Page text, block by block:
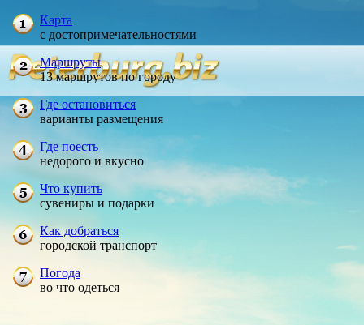
Карта
с достопримечательностями
Маршруты
13 маршрутов по городу
Где остановиться
варианты размещения
Где поесть
недорого и вкусно
Что купить
сувениры и подарки
Как добраться
городской транспорт
Погода
во что одеться